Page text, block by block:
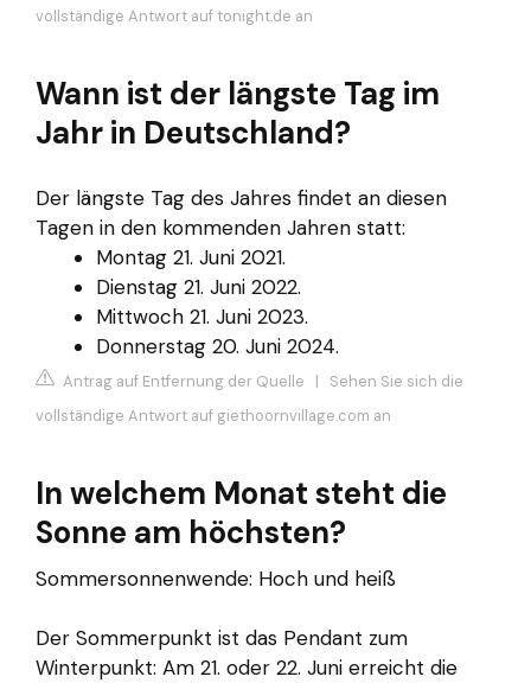
vollständige Antwort auf tonight.de an
Wann ist der längste Tag im
Jahr in Deutschland?
Der längste Tag des Jahres findet an diesen
Tagen in den kommenden Jahren statt:
Montag 21. Juni 2021.
Dienstag 21. Juni 2022.
Mittwoch 21. Juni 2023.
Donnerstag 20. Juni 2024.
Antrag auf Entfernung der Quelle | Sehen Sie sich die
vollständige Antwort auf giethoornvillage.com an
In welchem Monat steht die
Sonne am höchsten?
Sommersonnenwende: Hoch und heiß
Der Sommerpunkt ist das Pendant zum
Winterpunkt: Am 21. oder 22. Juni erreicht die